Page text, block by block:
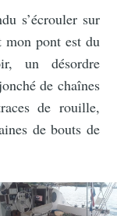
s’écrouler sur
mon pont est du
un désordre
de chaînes
de rouille,
de bouts de